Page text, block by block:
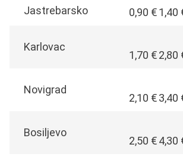
Jastrebarsko 0,90 €1,40
Karlovac
1,70 €2,80
Novigrad
2,10 €3,40
Bosiljevo
2,50 €4,30